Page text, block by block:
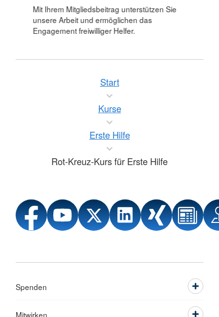
Mit Ihrem Mitgliedsbeitrag unterstützen Sie
unsere Arbeit und ermöglichen das
Engagement freiwilliger Helfer.
Start
Kurse
Erste Hilfe
Rot-Kreuz-Kurs für Erste Hilfe
Spenden
Mitwirken